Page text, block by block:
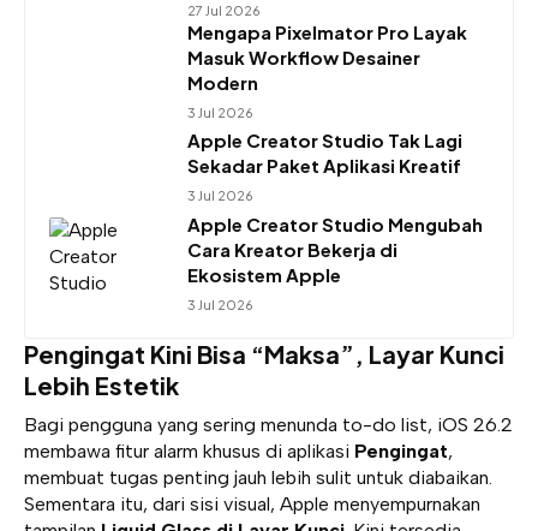
27 Jul 2026
Mengapa Pixelmator Pro Layak
Masuk Workflow Desainer
Modern
3 Jul 2026
Apple Creator Studio Tak Lagi
Sekadar Paket Aplikasi Kreatif
3 Jul 2026
Apple Creator Studio Mengubah
Cara Kreator Bekerja di
Ekosistem Apple
3 Jul 2026
Pengingat Kini Bisa “Maksa”, Layar Kunci
Lebih Estetik
Bagi pengguna yang sering menunda to-do list, iOS 26.2
membawa fitur alarm khusus di aplikasi Pengingat,
membuat tugas penting jauh lebih sulit untuk diabaikan.
Sementara itu, dari sisi visual, Apple menyempurnakan